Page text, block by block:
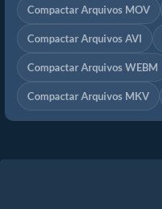
Compactar Arquivos MOV
Compactar Arquivos AVI
Compactar Arquivos WEBM
Compactar Arquivos MKV